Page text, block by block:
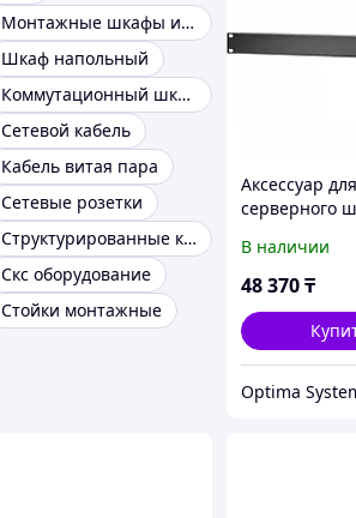
Монтажные шкафы и стойки
Шкаф напольный
Коммутационный шкаф
Сетевой кабель
Кабель витая пара
Сетевые розетки
Структурированные кабельные системы
Скс оборудование
Стойки монтажные
Аксессуар для
серверного
В наличии
48 370₸
Optima